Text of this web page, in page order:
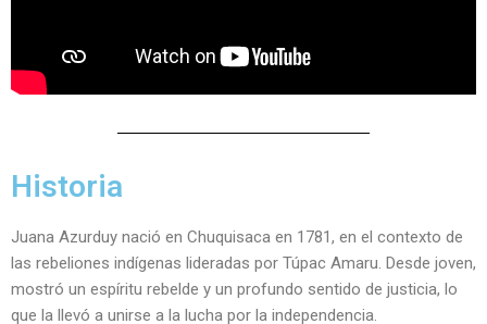
Historia
Juana Azurduy nació en Chuquisaca en 1781, en el contexto de
las rebeliones indígenas lideradas por Túpac Amaru. Desde joven,
mostró un espíritu rebelde y un profundo sentido de justicia, lo
que la llevó a unirse a la lucha por la independencia.